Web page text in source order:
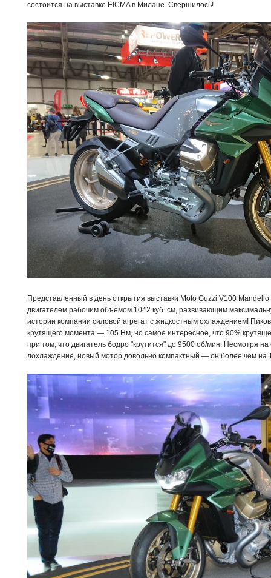
состоится на выставке EICMA в Милане. Свершилось!
Представленный в день открытия выставки Moto Guzzi V100
двигателем рабочим объёмом 1042 куб. см, развивающим
истории компании силовой агрегат с жидкостным охлаждением!
крутящего момента — 105 Нм, но самое интересное, что 90%
при том, что двигатель бодро "крутится" до 9500 об/мин. Несмотря
лохлаждение, новый мотор довольно компактный — он более чем на